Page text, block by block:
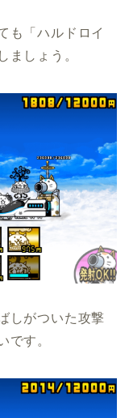
も「ハルドロイ
ましょう。
しがついた攻撃
です。